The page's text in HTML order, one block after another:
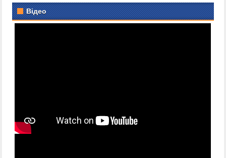
Відео